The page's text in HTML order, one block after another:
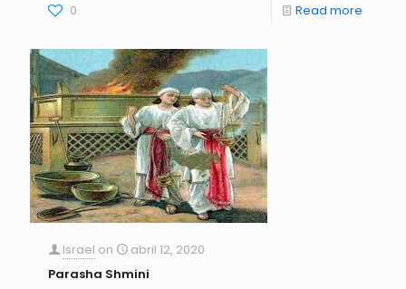
0 Read more
Israel on
abril 12, 2020
Parasha Shmini